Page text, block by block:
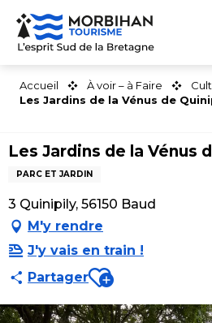
Aller
contenu
Accueil À voir – à Faire
Les Jardins de la Vénus de
Les Jardins de la Vénus
PARC ET JARDIN
3 Quinipily, 56150 Baud
M'y rendre
J'y vais en train !
PartagerAjouter aux favoris